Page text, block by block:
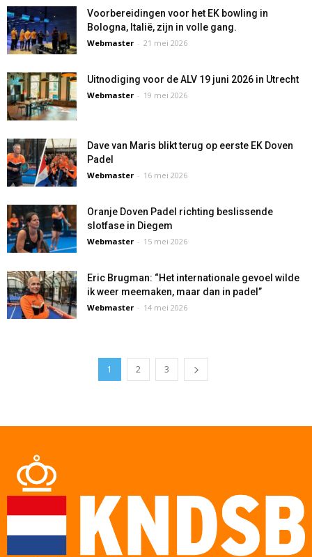
Voorbereidingen voor het EK bowling in
Bologna, Italië, zijn in volle gang.
Webmaster - 21 mei 2026
Uitnodiging voor de ALV 19 juni 2026 in Utrecht
Webmaster - 19 mei 2026
Dave van Maris blikt terug op eerste EK Doven
Padel
Webmaster - 16 mei 2026
Oranje Doven Padel richting beslissende
slotfase in Diegem
Webmaster - 15 mei 2026
Eric Brugman: “Het internationale gevoel wilde
ik weer meemaken, maar dan in padel”
Webmaster - 14 mei 2026
1 2 3